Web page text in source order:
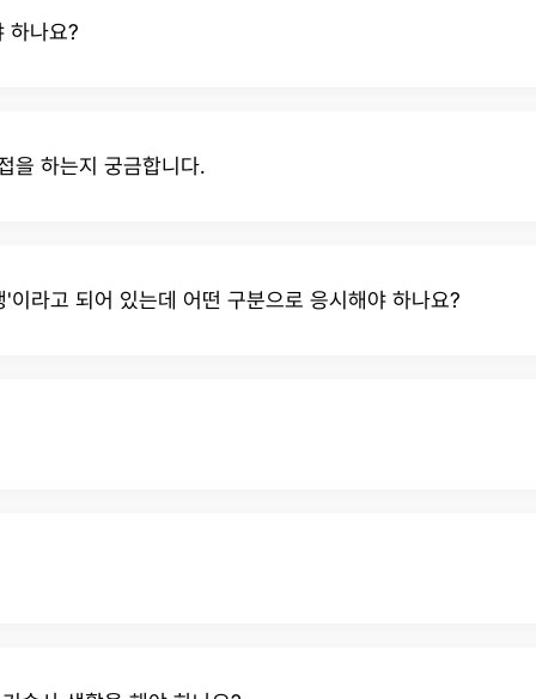
하나요?
을 하는지 궁금합니다.
라고 되어 있는데 어떤 구분으로 응시해야 하나요?